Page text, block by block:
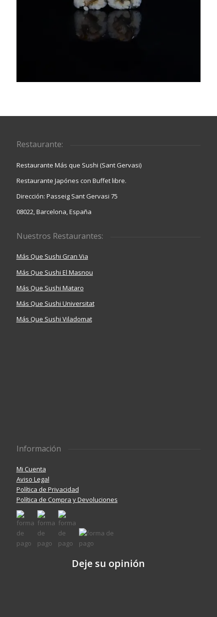
Restaurante:
Restaurante Más que Sushi (Sant Gervasi)
Restaurante Japónes con Buffet libre.
Dirección: Passeig Sant Gervasi 75
08022, Barcelona, España
Nuestros Restaurantes:
Más Que Sushi Gran Via
Más Que Sushi El Masnou
Más Que Sushi Mataro
Más Que Sushi Universitat
Más Que Sushi Viladomat
Información
Mi Cuenta
Aviso Legal
Política de Privacidad
Política de Compra y Devoluciones
Deje su opinión